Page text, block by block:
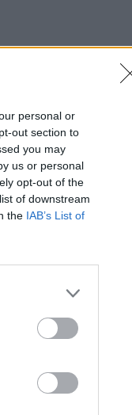
personal or
out section to
you may
us or personal
opt-out of the
of downstream
the IAB’s List of